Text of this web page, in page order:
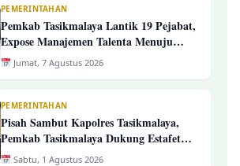
PEMERINTAHAN
Pemkab Tasikmalaya Lantik 19 Pejabat,
Expose Manajemen Talenta Menuju
Pengelolaan ASN Yang Profesional
Jumat, 7 Agustus 2026
PEMERINTAHAN
Pisah Sambut Kapolres Tasikmalaya,
Pemkab Tasikmalaya Dukung Estafet
Kepemimpinan Yang Semakin Presisi
Sabtu, 1 Agustus 2026